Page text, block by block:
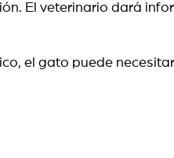
El veterinario dará
el gato puede